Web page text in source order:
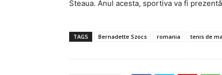
Steaua. Anul acesta, sportiva va fi
TAGS Bernadette Szocs romania tenis de